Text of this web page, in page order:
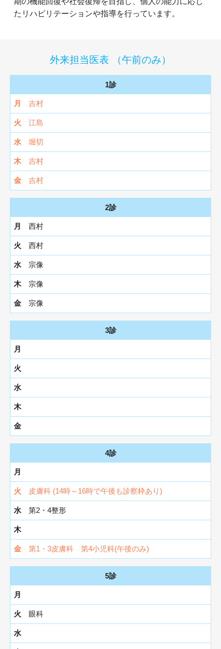
たリハビリテーションや指導を行っています。
外来担当医表 （午前のみ）
1診
吉村
江島
堀切
吉村
吉村
2診
西村
西村
宗像
宗像
宗像
3診
4診
皮膚科 (14時～16時で午後も診察枠あり)
第2・4整形
第1・3皮膚科 第4小児科(午後のみ)
5診
眼科